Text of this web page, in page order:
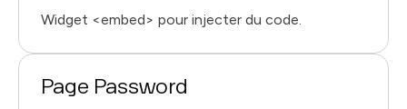
Widget <embed> pour injecter du code.
Page Password